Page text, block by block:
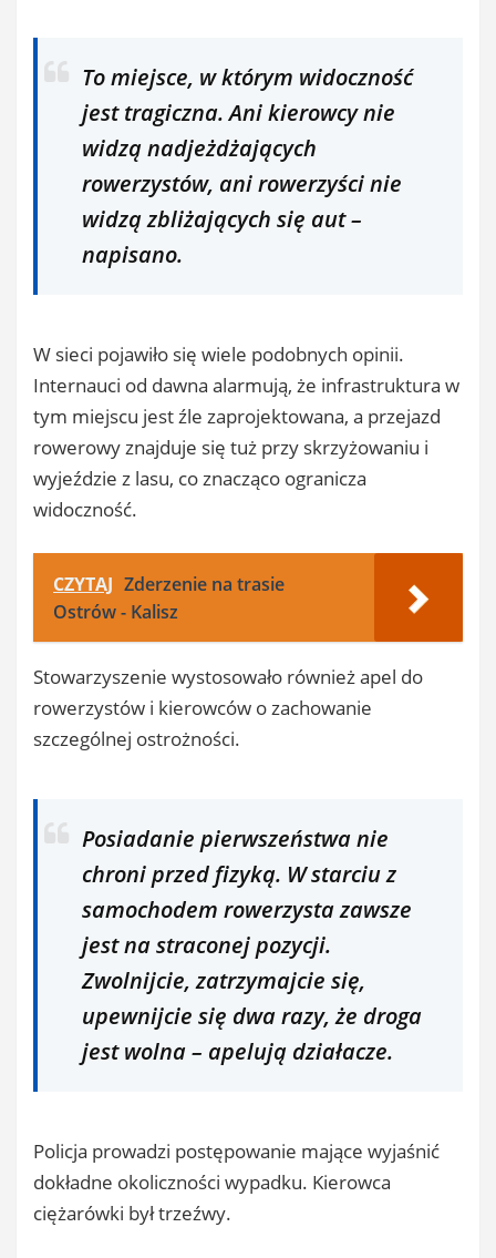
To miejsce, w którym widoczność
jest tragiczna. Ani kierowcy nie
widzą nadjeżdżających
rowerzystów, ani rowerzyści nie
widzą zbliżających się aut–
napisano.
W sieci pojawiło się wiele podobnych opinii.
Internauci od dawna alarmują, że infrastruktura w
tym miejscu jest źle zaprojektowana, a przejazd
rowerowy znajduje się tuż przy skrzyżowaniu i
wyjeździe z lasu, co znacząco ogranicza
widoczność.
CZYTAJ Zderzenie na trasie
Ostrów - Kalisz
Stowarzyszenie wystosowało również apel do
rowerzystów i kierowców o zachowanie
szczególnej ostrożności.
Posiadanie pierwszeństwa nie
chroni przed fizyką. W starciu z
samochodem rowerzysta zawsze
jest na straconej pozycji.
Zwolnijcie, zatrzymajcie się,
upewnijcie się dwa razy, że droga
jest wolna– apelują działacze.
Policja prowadzi postępowanie mające wyjaśnić
dokładne okoliczności wypadku. Kierowca
ciężarówki był trzeźwy.